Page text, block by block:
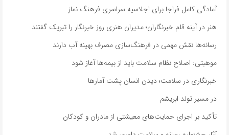
آمادگی کامل فراجا برای اجلاسیه سراسری فرهنگ نماز
هنر در آینه قلم خبرنگاران؛ مدیران هنری روز خبرنگار را تبریک گفتند
رسانه‌ها نقش مهمی در فرهنگ‌سازی مصرف بهینه آب دارند
موهبتی: اصلاح نظام سلامت باید از بیمه‌ها آغاز شود
خبرنگاری در سلامت؛ دیدن انسان پشت آمارها
در مسیر تولد ابریشم
تأکید بر اجرای حمایت‌های معیشتی از مادران و کودکان